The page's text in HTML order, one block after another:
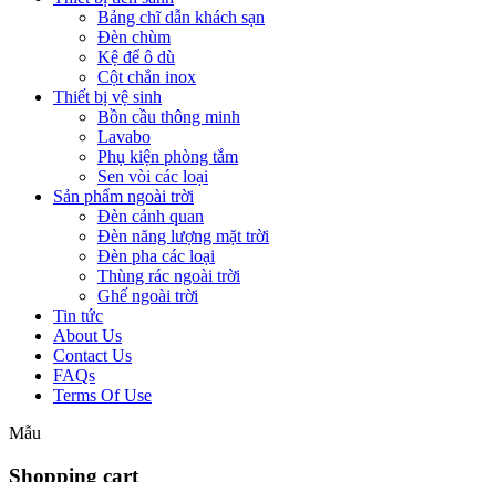
Bảng chĩ dẫn khách sạn
Đèn chùm
Kệ để ô dù
Cột chắn inox
Thiết bị vệ sinh
Bồn cầu thông minh
Lavabo
Phụ kiện phòng tắm
Sen vòi các loại
Sản phẩm ngoài trời
Đèn cảnh quan
Đèn năng lượng mặt trời
Đèn pha các loại
Thùng rác ngoài trời
Ghế ngoài trời
Tin tức
About Us
Contact Us
FAQs
Terms Of Use
Mẫu
Shopping cart